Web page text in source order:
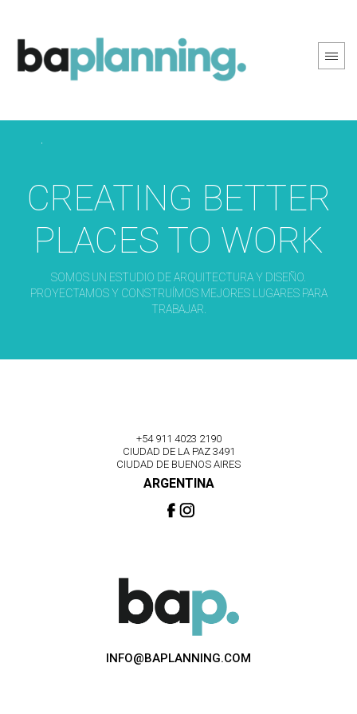
CREATING BETTER
PLACES TO WORK
SOMOS UN ESTUDIO DE ARQUITECTURA Y DISEÑO.
PROYECTAMOS Y CONSTRUÍMOS MEJORES LUGARES PARA
TRABAJAR.
+54 911 4023 2190
CIUDAD DE LA PAZ 3491
CIUDAD DE BUENOS AIRES
ARGENTINA
INFO@BAPLANNING.COM